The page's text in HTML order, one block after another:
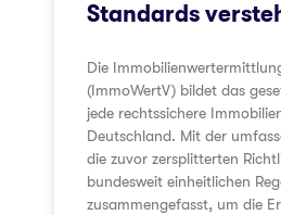
Standards
Die
(ImmoWertV) bildet das
jede rechtssichere
Deutschland. Mit der
die zuvor zersplitterten
bundesweit einheitlichen
zusammengefasst, um die